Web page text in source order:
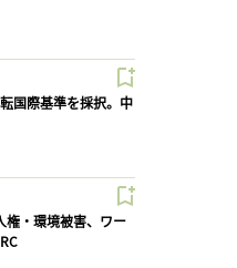
国際基準を採択。中
権・環境被害、ワー